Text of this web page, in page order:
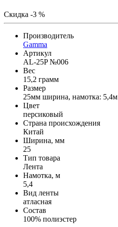
Скидка -3 %
Производитель
Gamma
Артикул
AL-25P №006
Вес
15,2 грамм
Размер
25мм ширина, намотка: 5,4м
Цвет
персиковый
Страна происхождения
Китай
Ширина, мм
25
Тип товара
Лента
Намотка, м
5,4
Вид ленты
атласная
Состав
100% полиэстер